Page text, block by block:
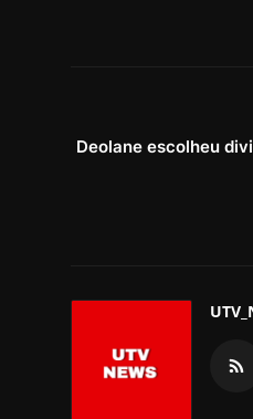
Deolane escolheu